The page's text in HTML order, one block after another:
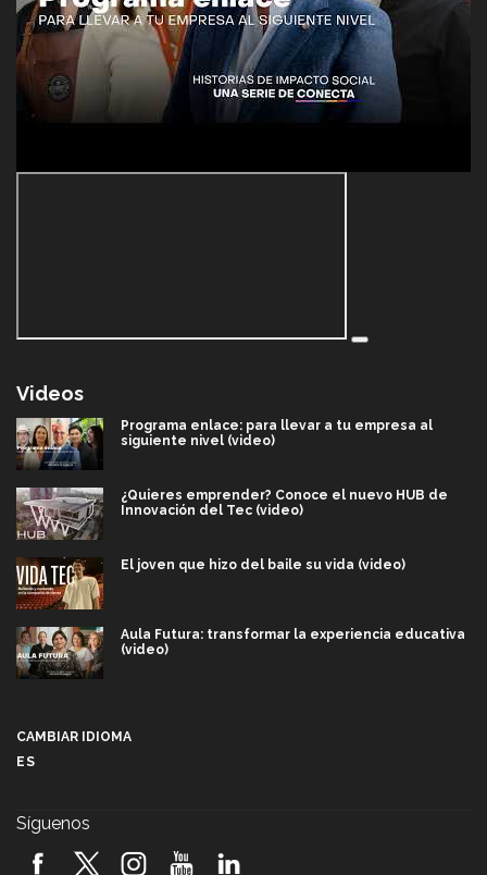
Videos
Programa enlace: para llevar a tu empresa al
siguiente nivel (video)
¿Quieres emprender? Conoce el nuevo HUB de
Innovación del Tec (video)
El joven que hizo del baile su vida (video)
Aula Futura: transformar la experiencia educativa
(video)
2026! (video)
CAMBIAR IDIOMA
ES
Síguenos